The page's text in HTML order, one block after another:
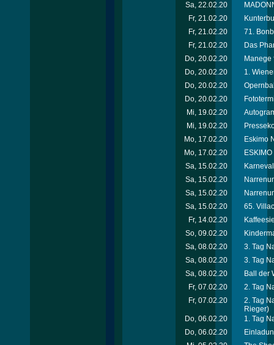
Sa, 22.02.20
Fr, 21.02.20
Fr, 21.02.20
71.
Fr, 21.02.20
Das
Do, 20.02.20
Manege
Do, 20.02.20
1.
Do, 20.02.20
Do, 20.02.20
Mi, 19.02.20
Mi, 19.02.20
Mo, 17.02.20
Eskimo
Mo, 17.02.20
Sa, 15.02.20
Sa, 15.02.20
Sa, 15.02.20
Sa, 15.02.20
65.
Fr, 14.02.20
So, 09.02.20
Sa, 08.02.20
3. Tag
Sa, 08.02.20
3. Tag
Sa, 08.02.20
Ball der
Fr, 07.02.20
2. Tag
Fr, 07.02.20
2. Tag
Rieger)
Do, 06.02.20
1. Tag
Do, 06.02.20